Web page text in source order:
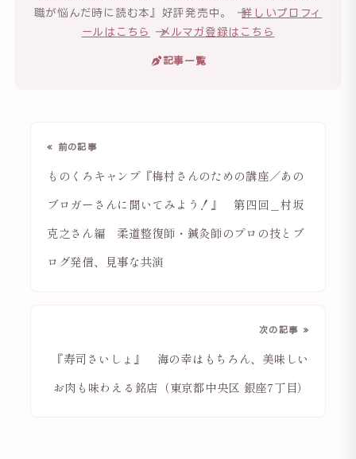
職が悩んだ時に読む本』好評発売中。 →詳しいプロフィ
ールはこちら
→メルマガ登録はこちら
記事一覧
« 前の記事
ものくろキャンプ『梅村さんのための講座／あの
ブロガーさんに聞いてみよう！』 第四回＿村坂
克之さん編 柔道整復師・鍼灸師のプロの技とブ
ログ発信、見事な共演
次の記事 »
『寿司さいしょ』 海の幸はもちろん、美味しい
お肉も味わえる銘店（東京都中央区 銀座7丁目）